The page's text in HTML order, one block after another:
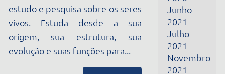
31/08/2017
profissionais que se dedicam ao
estudo e pesquisa sobre os seres
vivos. Estuda desde a sua
Março
2022
Abril
2022
Junho
2022